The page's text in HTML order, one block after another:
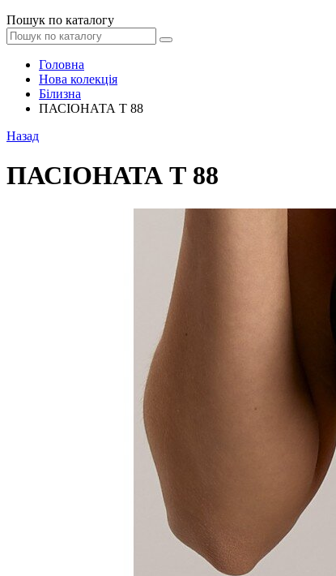
Пошук по каталогу
Головна
Нова колекція
Білизна
ПАСІОНАТА Т 88
Назад
ПАСІОНАТА Т 88